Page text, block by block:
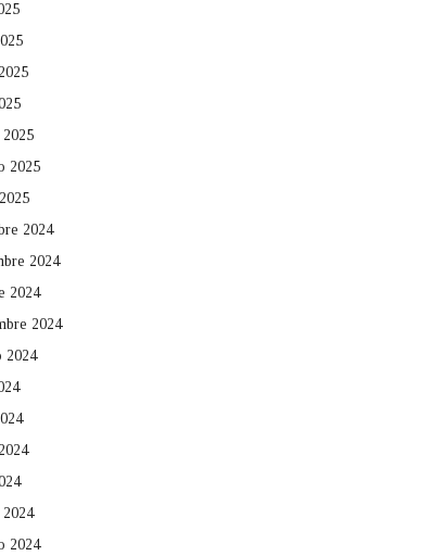
2025
2024
2024
2024
2024
2024
2024